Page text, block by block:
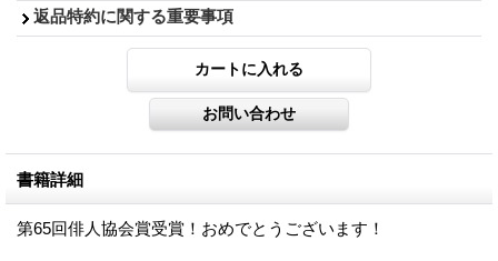
返品特約に関する重要事項
書籍詳細
第65回俳人協会賞受賞！おめでとうございます！